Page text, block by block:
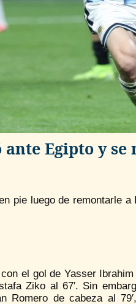
Egipto y se
pie luego de remontarle
el gol de Yasser
Ziko al 67′. Sin
Romero de cabeza al